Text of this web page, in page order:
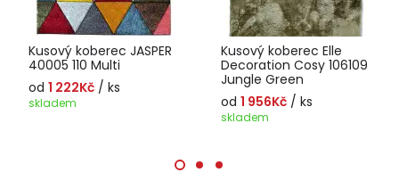
Kusový koberec JASPER
40005 110 Multi
od 1 222Kč / ks
skladem
Kusový koberec Elle
Decoration Cosy 106109
Jungle Green
od 1 956Kč / ks
skladem